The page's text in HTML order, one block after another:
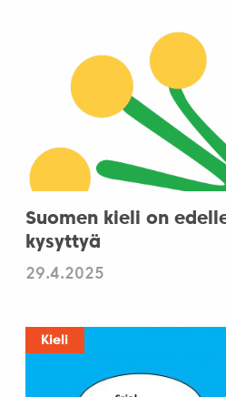
Suomen kieli on
kysyttyä
29.4.2025
Kieli